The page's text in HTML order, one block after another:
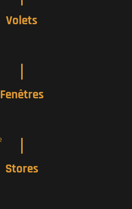
Volets
Fenêtres
Stores